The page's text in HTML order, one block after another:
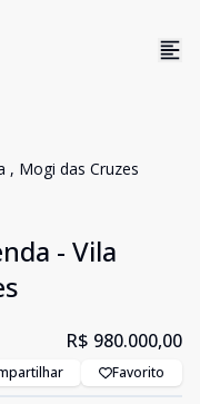
, Mogi das Cruzes
- Vila
R$ 980.000,00
Favorito